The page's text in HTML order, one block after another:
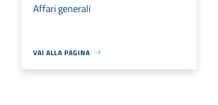
Affari generali
VAI ALLA PAGINA